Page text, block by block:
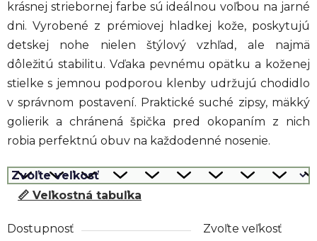
krásnej striebornej farbe sú ideálnou voľbou na jarné
dni. Vyrobené z prémiovej hladkej kože, poskytujú
detskej nohe nielen štýlový vzhľad, ale najmä
dôležitú stabilitu. Vďaka pevnému opätku a koženej
stielke s jemnou podporou klenby udržujú chodidlo
v správnom postavení. Praktické suché zipsy, mäkký
golierik a chránená špička pred okopaním z nich
robia perfektnú obuv na každodenné nosenie.
📏 Veľkostná tabuľka
Dostupnosť
Zvoľte veľkosť